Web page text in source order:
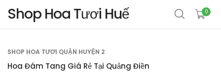
Shop Hoa Tươi Huế 0
SHOP HOA TƯƠI QUẬN HUYỆN 2
Hoa Đám Tang Giá Rẻ Tại Quảng Điền